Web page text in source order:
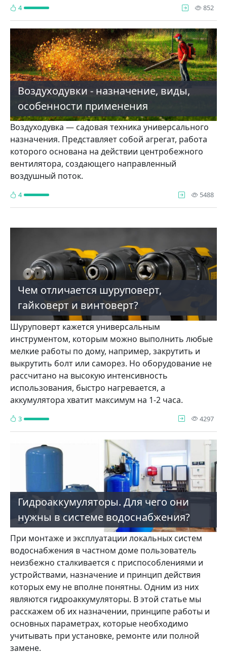
4 852
Воздуходувки - назначение, виды,
особенности применения
Воздуходувка — садовая техника универсального
назначения. Представляет собой агрегат, работа
которого основана на действии центробежного
вентилятора, создающего направленный
воздушный поток.
4 5488
Чем отличается шуруповерт,
гайковерт и винтоверт?
Шуруповерт кажется универсальным
инструментом, которым можно выполнить любые
мелкие работы по дому, например, закрутить и
выкрутить болт или саморез. Но оборудование не
рассчитано на высокую интенсивность
использования, быстро нагревается, а
аккумулятора хватит максимум на 1-2 часа.
3 4297
Гидроаккумуляторы. Для чего они
нужны в системе водоснабжения?
При монтаже и эксплуатации локальных систем
водоснабжения в частном доме пользователь
неизбежно сталкивается с приспособлениями и
устройствами, назначение и принцип действия
которых ему не вполне понятны. Одним из них
являются гидроаккумуляторы. В этой статье мы
расскажем об их назначении, принципе работы и
основных параметрах, которые необходимо
учитывать при установке, ремонте или полной
замене.